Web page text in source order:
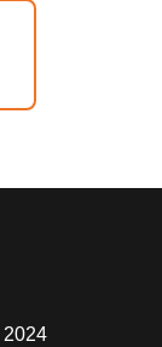
2024